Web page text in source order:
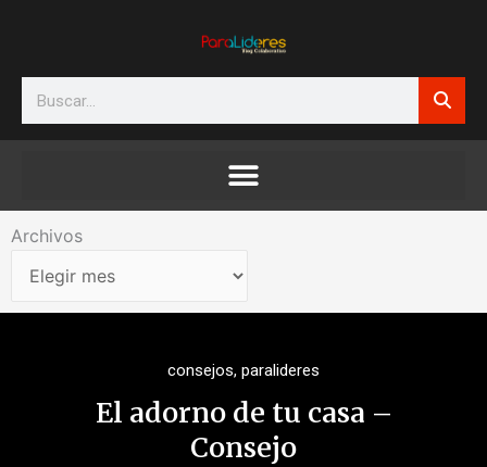
Search
Archivos
Archivos
consejos, paralideres
El adorno de tu casa –
Consejo